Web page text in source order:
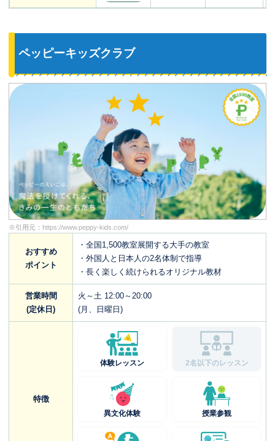
ペッピーキッズクラブ
※引用元： https://www.peppy-kids.com/
おすすめ
ポイント
・全国1,500教室展開する大手の教室
・外国人と日本人の2名体制で指導
・長く楽しく続けられるオリジナル教材
営業時間
(定休日)
火～土 12:00～20:00
(月、日曜日)
特徴
体験レッスン 2名以下のレッスン
異文化体験 授業参観